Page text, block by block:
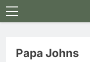
Skip
to
Papa Johns